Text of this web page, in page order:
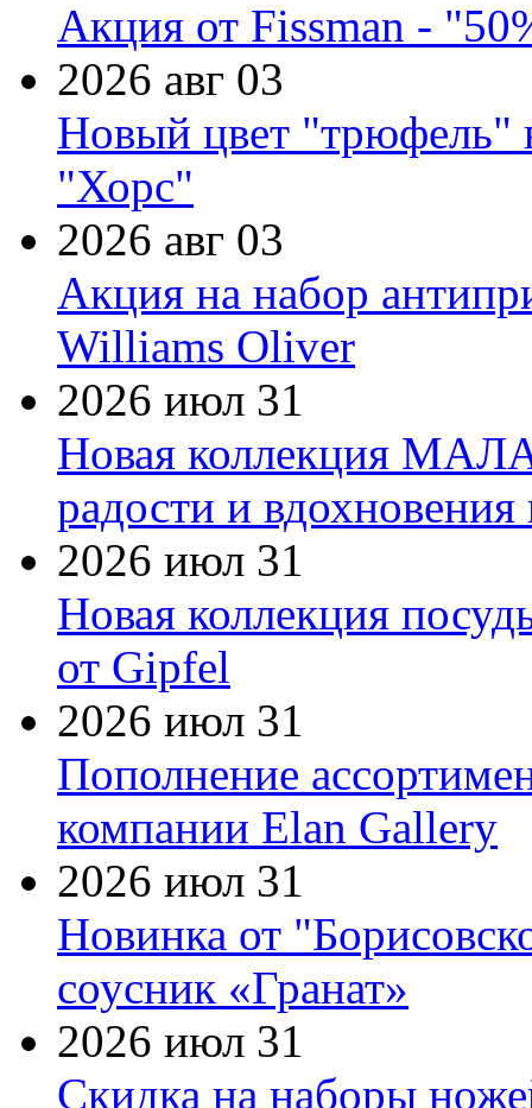
Акция от Fissman -
2026 авг 03
Новый цвет "трюфель"
"Хорс"
2026 авг 03
Акция на набор
Williams Oliver
2026 июл 31
Новая коллекция
радости и
2026 июл 31
Новая коллекция
от Gipfel
2026 июл 31
Пополнение
компании Elan Gallery
2026 июл 31
Новинка от
соусник «Гранат»
2026 июл 31
Скидка на наборы